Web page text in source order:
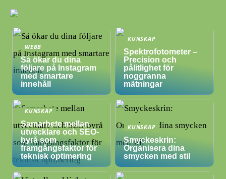
WEBB
Så ökar du dina
följare på Instagram
med smartare
innehåll
KUNSKAP
Spektrofotometer –
Precision och
pålitlighet för
noggranna
mätningar
KUNSKAP
Samarbete mellan
utvecklare och SEO-
byrå som
framgångsfaktor för
teknisk optimering
KUNSKAP
Smyckeskrin:
Organisera dina
smycken med stil